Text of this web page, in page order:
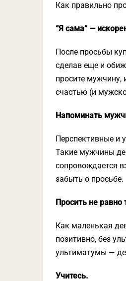
Как правильно
“Я сама” —
После просьбы
сделав еще и
просите мужчину,
счастью (и
Напоминать
Перспективные и
Такие мужчины
сопровождается
забыть о просьбе.
Просить не равно
Как маленькая
позитивно, без
ультиматумы —
Учитесь.